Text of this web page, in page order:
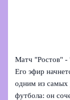
Матч "Ростов" -
Его эфир
одним из самых
футбола: он